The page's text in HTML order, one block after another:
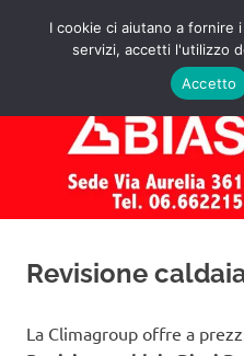
Assistenza
Caldaie
Biasi
Roma
Preventivo!
Revisione
La Climagroup offre a
I cookie ci aiutano a fornire
servizi, accetti l'utilizzo
Accetto